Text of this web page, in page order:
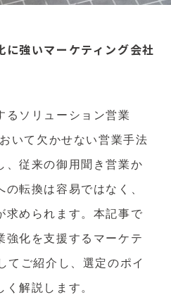
に強いマーケティング会社
るソリューション営業
いて欠かせない営業手法
、従来の御用聞き営業か
転換は容易ではなく、
求められます。本記事で
強化を支援するマーケテ
てご紹介し、選定のポイ
解説します。